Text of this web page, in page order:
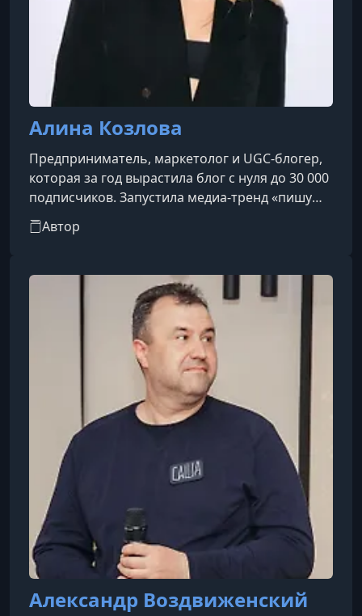
Алина Козлова
Предприниматель, маркетолог и UGC-блогер,
которая за год вырастила блог с нуля до 30 000
подписчиков. Запустила медиа-тренд «пишу
брендам о сотрудничестве», который
подхватили более 3000 креаторов, и уже в
150 000 рублей. Сотрудничала с GELTEK,
DIVAGE, OMM.BLAT, ECOLATIER и EYYA.
Автор
Александр Воздвиженский